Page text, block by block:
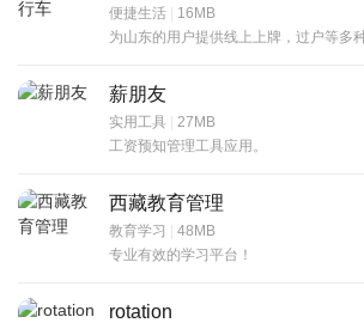
便捷生活 | 16MB
为山东的用户提供线上上牌，过户等多
薪朋友
实用工具 | 27MB
工资预知管理工具应用。
西藏教育管理
教育学习 | 48MB
专业有效的学习平台！
rotation